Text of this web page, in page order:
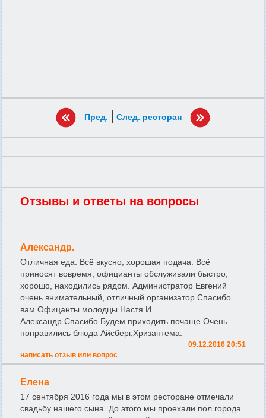
Пред. | След. ресторан
Отзывы и ответы на вопросы
Александр.
Отличная еда. Всё вкусно, хорошая подача. Всё
приносят вовремя, официанты обслуживали быстро,
хорошо, находились рядом. Администратор Евгений
очень внимательный, отличный организатор.Спасибо
вам.Офицанты молодцы Настя И
Александр.Спасибо.Будем приходить почаще.Очень
понравились блюда Айсберг,Хризантема.
09.12.2016 20:51
написать отзыв или вопрос
Елена
17 сентября 2016 года мы в этом ресторане отмечали
свадьбу нашего сына. До этого мы проехали пол города